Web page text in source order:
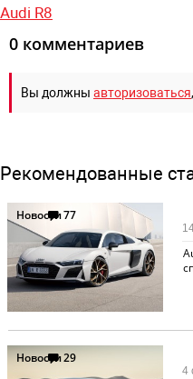
Audi R8
0 комментариев
Вы должны авторизоваться
Рекомендованные
Новости77
Новости29
4